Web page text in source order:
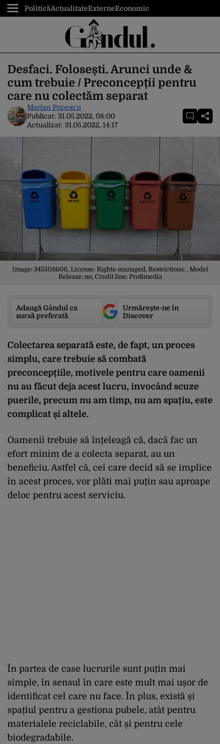
PoliticăActualitateExterneEconomic
Desfaci. Folosești. Arunci unde &
cum trebuie / Preconcepții pentru
care nu colectăm separat
Marian Popescu
Publicat: 31.05.2022, 08:00
Actualizat: 31.05.2022, 14:17
Image: 345508606, License: Rights-managed, Restrictions: , Model
Release: no, Credit line: Profimedia
Adaugă Gândul ca
sursă preferată
Urmărește-ne în
Discover
Colectarea separată este, de fapt, un proces
simplu, care trebuie să combată
preconcepțiile, motivele pentru care oamenii
nu au făcut deja acest lucru, invocând scuze
puerile, precum nu am timp, nu am spațiu, este
complicat și altele.
Oamenii trebuie să înțeleagă că, dacă fac un
efort minim de a colecta separat, au un
beneficiu. Astfel că, cei care decid să se implice
în acest proces, vor plăti mai puțin sau aproape
deloc pentru acest serviciu.
În partea de case lucrurile sunt puțin mai
simple, în sensul în care este mult mai ușor de
identificat cel care nu face. În plus, există și
spațiul pentru a gestiona pubele, atât pentru
materialele reciclabile, cât și pentru cele
biodegradabile.